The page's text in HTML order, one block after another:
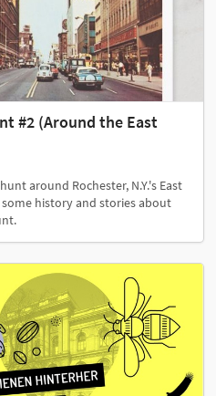
#2 (Around the East
around Rochester, N.Y.'s East
history and stories about